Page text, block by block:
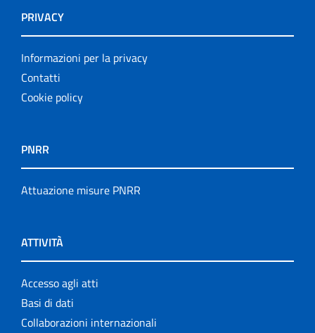
PRIVACY
Informazioni per la privacy
Contatti
Cookie policy
PNRR
Attuazione misure PNRR
ATTIVITÀ
Accesso agli atti
Basi di dati
Collaborazioni internazionali